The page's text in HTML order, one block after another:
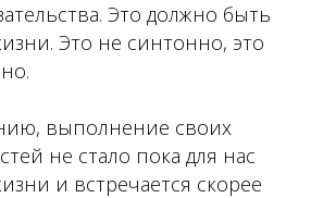
Это должно быть
Это не синтонно, это
выполнение своих
не стало пока для нас
и встречается скорее